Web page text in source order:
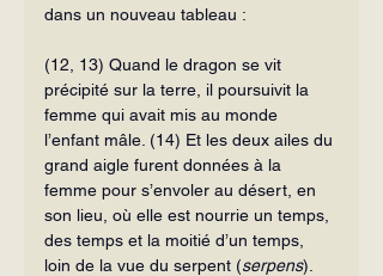
dans un nouveau tableau :
(12, 13) Quand le dragon se vit
précipité sur la terre, il poursuivit la
femme qui avait mis au monde
l’enfant mâle. (14) Et les deux ailes du
grand aigle furent données à la
femme pour s’envoler au désert, en
son lieu, où elle est nourrie un temps,
des temps et la moitié d’un temps,
loin de la vue du serpent (serpens).